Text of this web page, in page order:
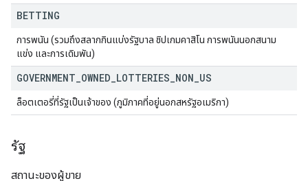
BETTING
การพนัน (รวมถึงสลากกินแบ่งรัฐบาล ชิปเกมคาสิโน การพนันนอกสนาม
แข่ง และการเดิมพัน)
GOVERNMENT OWNED LOTTERIES NON US
ล็อตเตอรี่ที่รัฐเป็นเจ้าของ (ภูมิภาคที่อยู่นอกสหรัฐอเมริกา)
รัฐ
สถานะของผู้ขาย